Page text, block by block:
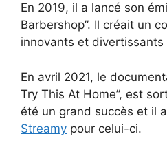
En 2019, il a lancé son
Barbershop”. Il créait un
innovants et divertissants
En avril 2021, le
Try This At Home”, est
été un grand succès et il
Streamy pour celui-ci.